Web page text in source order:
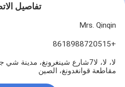
تفاصيل
Mrs. Qinqin
+8618988720515
لا، لا، لا7شارع شينغرونغ، مدينة
مقاطعة قوانغدونغ، الصين